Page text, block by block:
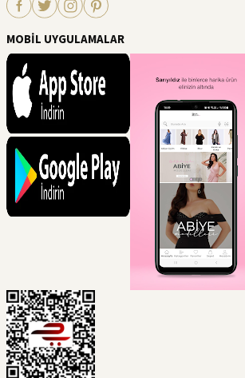
MOBİL UYGULAMALAR